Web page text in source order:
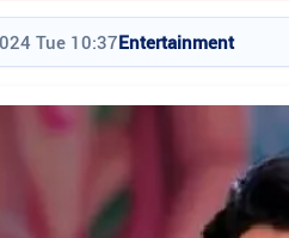
Tue 10:37Entertainment